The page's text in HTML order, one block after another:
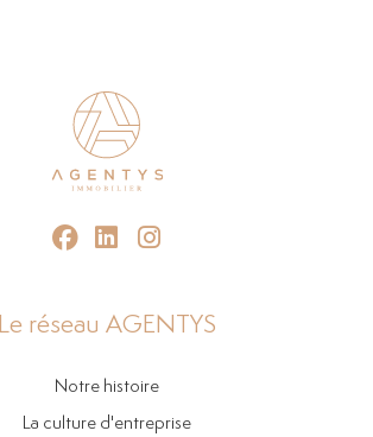
Le réseau AGENTYS
Notre histoire
La culture d'entreprise